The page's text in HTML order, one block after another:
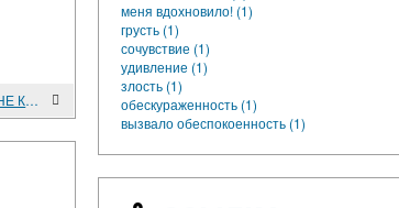
Армен ДЖИГАРХАНЯН: "КОГДА НА СЦЕНЕ КУСКИ НЕРВОВ"
меня вдохновило! (1)
грусть (1)
сочувствие (1)
удивление (1)
злость (1)
обескураженность (1)
вызвало обеспокоенность (1)